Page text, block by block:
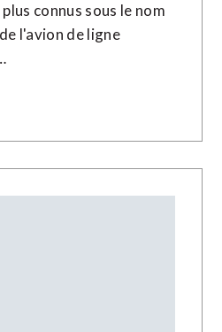
connus sous le nom
l'avion de ligne